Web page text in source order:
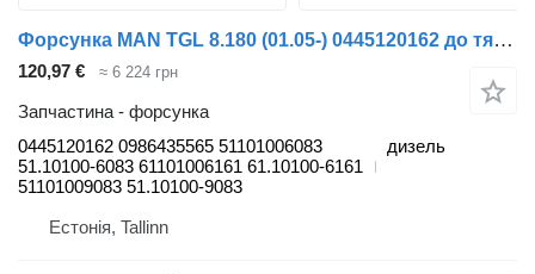
Форсунка MAN TGL 8.180 (01.05-) 0445120162 до тягача MAN TGL, TGM, TGS, TGX (2005-2021)
120,97 € ≈ 6 224 грн
Запчастина - форсунка
0445120162 0986435565 51101006083
51.10100-6083 61101006161 61.10100-6161
51101009083 51.10100-9083
дизель
Естонія, Tallinn